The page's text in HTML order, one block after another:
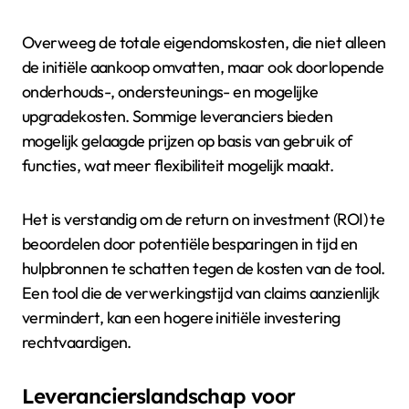
Overweeg de totale eigendomskosten, die niet alleen
de initiële aankoop omvatten, maar ook doorlopende
onderhouds-, ondersteunings- en mogelijke
upgradekosten. Sommige leveranciers bieden
mogelijk gelaagde prijzen op basis van gebruik of
functies, wat meer flexibiliteit mogelijk maakt.
Het is verstandig om de return on investment (ROI) te
beoordelen door potentiële besparingen in tijd en
hulpbronnen te schatten tegen de kosten van de tool.
Een tool die de verwerkingstijd van claims aanzienlijk
vermindert, kan een hogere initiële investering
rechtvaardigen.
Leverancierslandschap voor